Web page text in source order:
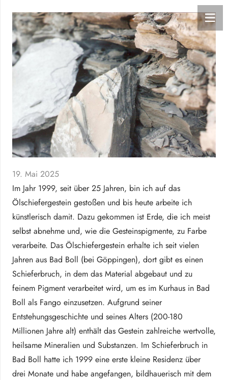
19. Mai 2025
Im Jahr 1999, seit über 25 Jahren, bin ich auf das
Ölschiefergestein gestoßen und bis heute arbeite ich
künstlerisch damit. Dazu gekommen ist Erde, die ich meist
selbst abnehme und, wie die Gesteinspigmente, zu Farbe
verarbeite. Das Ölschiefergestein erhalte ich seit vielen
Jahren aus Bad Boll (bei Göppingen), dort gibt es einen
Schieferbruch, in dem das Material abgebaut und zu
feinem Pigment verarbeitet wird, um es im Kurhaus in Bad
Boll als Fango einzusetzen. Aufgrund seiner
Entstehungsgeschichte und seines Alters (200-180
Millionen Jahre alt) enthält das Gestein zahlreiche wertvolle,
heilsame Mineralien und Substanzen. Im Schieferbruch in
Bad Boll hatte ich 1999 eine erste kleine Residenz über
drei Monate und habe angefangen, bildhauerisch mit dem